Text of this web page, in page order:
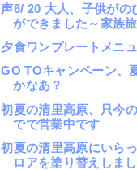
声6/ 20 大人、子供がの
ができました～家族
夕食ワンプレートメニ
GO TOキャンペーン、
かなあ？
初夏の清里高原、只今
でで営業中です
初夏の清里高原にいら
ロアを塗り替えしま